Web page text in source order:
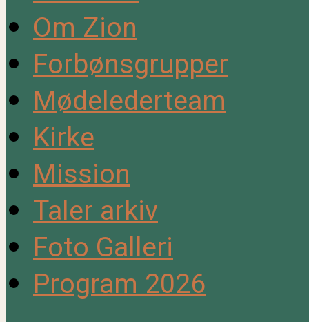
Om Zion
Forbønsgrupper
Mødelederteam
Kirke
Mission
Taler arkiv
Foto Galleri
Program 2026